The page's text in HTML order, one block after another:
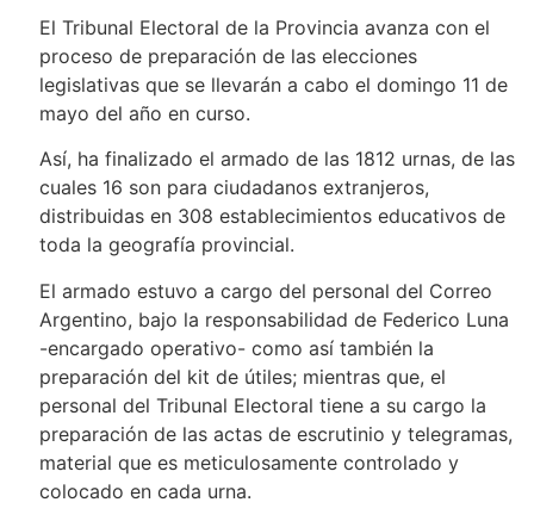
El Tribunal Electoral de la Provincia avanza con el
proceso de preparación de las elecciones
legislativas que se llevarán a cabo el domingo 11 de
mayo del año en curso.
Así, ha finalizado el armado de las 1812 urnas, de las
cuales 16 son para ciudadanos extranjeros,
distribuidas en 308 establecimientos educativos de
toda la geografía provincial.
El armado estuvo a cargo del personal del Correo
Argentino, bajo la responsabilidad de Federico Luna
-encargado operativo- como así también la
preparación del kit de útiles; mientras que, el
personal del Tribunal Electoral tiene a su cargo la
preparación de las actas de escrutinio y telegramas,
material que es meticulosamente controlado y
colocado en cada urna.